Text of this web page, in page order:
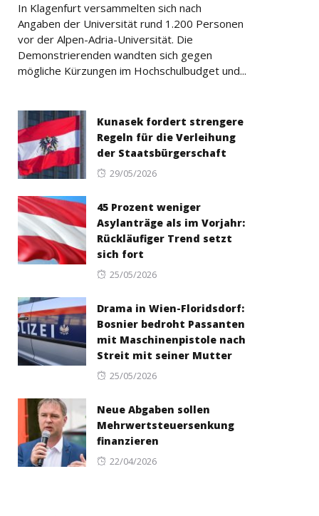
In Klagenfurt versammelten sich nach
Angaben der Universität rund 1.200 Personen
vor der Alpen-Adria-Universität. Die
Demonstrierenden wandten sich gegen
mögliche Kürzungen im Hochschulbudget und...
Kunasek fordert strengere
Regeln für die Verleihung
der Staatsbürgerschaft
Posted
29/05/2026
45 Prozent weniger
Asylanträge als im Vorjahr:
Rückläufiger Trend setzt
sich fort
Posted
25/05/2026
Drama in Wien-Floridsdorf:
Bosnier bedroht Passanten
mit Maschinenpistole nach
Streit mit seiner Mutter
Posted
25/05/2026
Neue Abgaben sollen
Mehrwertsteuersenkung
finanzieren
Posted
22/04/2026